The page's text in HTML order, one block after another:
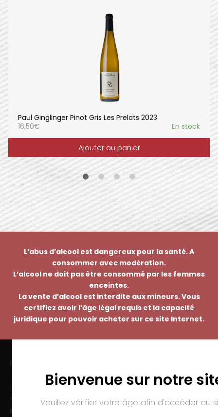
Paul Ginglinger Pinot Gris Les Prelats 2023
16,50€ En stock
Ajouter au panier
L’abus d’alcool est dangereux pour la santé. A
consommer avec modération.
L’alcool ne doit pas être consommé par les femmes
enceintes.
La vente d’alcool est interdite aux mineurs. Vous
certifiez avoir l’âge légal requis et la capacité
juridique pour pouvoir acheter sur ce site Internet.
Bienvenue sur notre
Veuillez vérifier votre âge afin d'accéder au
EMMANUEL NASTI
7 avenue Pierre Pflimlin – ZAC Espale
Tél. :
03 89 46 50 35
Mail :